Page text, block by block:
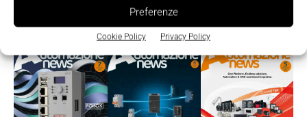
Preferenze
Cookie Policy Privacy Policy
LEGGI LA RIVISTA ⇢